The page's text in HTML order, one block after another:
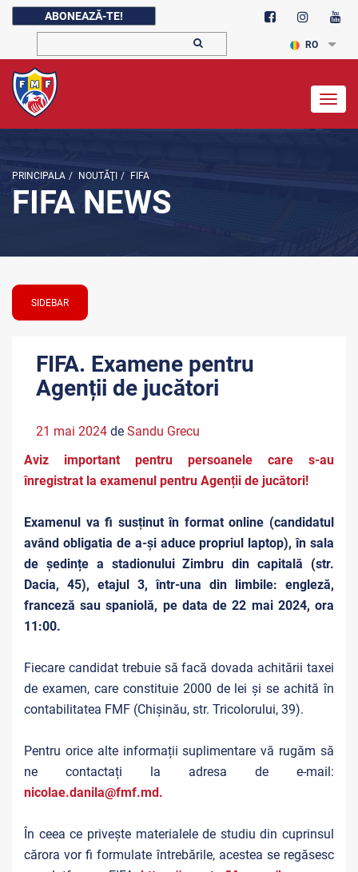
ABONEAZĂ-TE!
RO
PRINCIPALA / NOUTĂŢI / FIFA
FIFA NEWS
SIDEBAR
FIFA. Examene pentru
Agenții de jucători
21 mai 2024 de Sandu Grecu
Aviz important pentru persoanele care s-au
înregistrat la examenul pentru Agenții de jucători!
Examenul va fi susținut în format online (candidatul
având obligatia de a-și aduce propriul laptop), în sala
de ședințe a stadionului Zimbru din capitală (str.
Dacia, 45), etajul 3, într-una din limbile: engleză,
franceză sau spaniolă, pe data de 22 mai 2024, ora
11:00.
Fiecare candidat trebuie să facă dovada achitării taxei
de examen, care constituie 2000 de lei și se achită în
contabilitatea FMF (Chișinău, str. Tricolorului, 39).
Pentru orice alte informații suplimentare vă rugăm să
ne contactați la adresa de e-mail:
nicolae.danila@fmf.md.
În ceea ce privește materialele de studiu din cuprinsul
cărora vor fi formulate întrebările, acestea se regăsesc